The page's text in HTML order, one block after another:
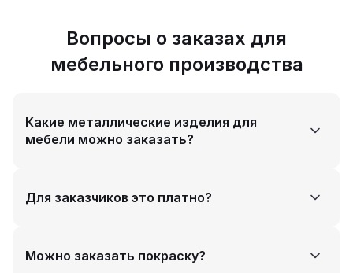
Вопросы о заказах для
мебельного производства
Какие металлические изделия для
мебели можно заказать?
Каркасы столов, стульев, стеллажей, подстолья,
ножки, фурнитура. Лазерная резка, гибка, сварка,
Для заказчиков это платно?
Нет. Платформа полностью бесплатна для заказчиков.
Размещайте заказы, получайте отклики и выбирайте
Можно заказать покраску?